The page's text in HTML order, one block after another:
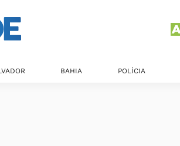
BAHIA POLÍCIA